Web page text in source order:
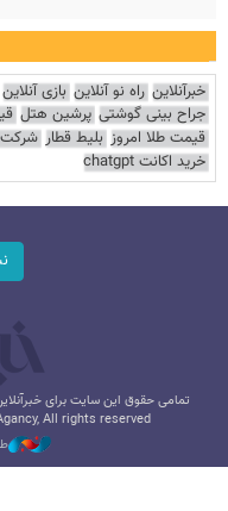
خبرآنلاین راه نو آنلاین بازی آنلاین
جراح بینی گوشتی پرشین هتل
قیمت طلا امروز بلیط قطار شرکت
خرید اکانت chatgpt
تمامی حقوق این سایت برای
All rights reserved